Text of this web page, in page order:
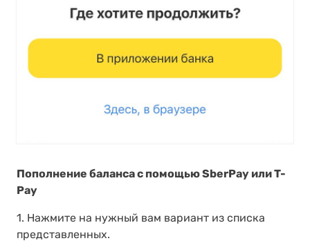
Пополнение баланса с помощью SberPay или T-
Pay
1. Нажмите на нужный вам вариант из списка
представленных.